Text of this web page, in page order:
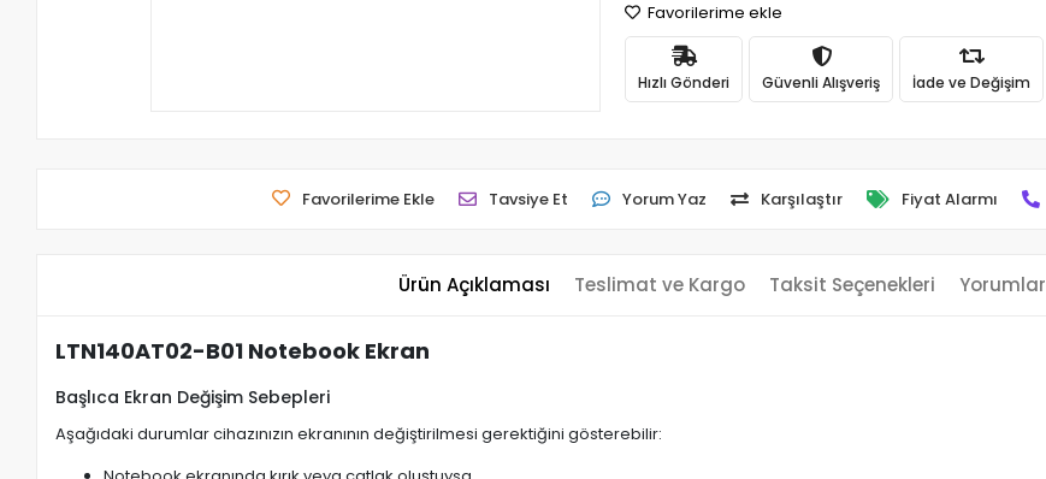
Favorilerime ekle
Hızlı Gönderi Güvenli Alışveriş İade ve Değişim
Favorilerime Ekle Tavsiye Et Yorum Yaz Karşılaştır Fiyat Alarmı
Ürün Açıklaması Teslimat ve Kargo Taksit Seçenekleri Yorumlar
LTN140AT02-B01 Notebook Ekran
Başlıca Ekran Değişim Sebepleri
Aşağıdaki durumlar cihazınızın ekranının değiştirilmesi gerektiğini gösterebilir: